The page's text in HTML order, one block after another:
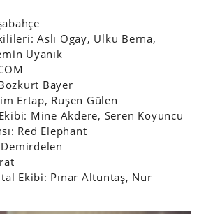
Aslı Ogay, Ülkü Berna,
Uyanık
Bayer
Ertap, Ruşen Gülen
Mine Akdere, Seren Koyuncu
Red Elephant
Ekibi: Pınar Altuntaş, Nur